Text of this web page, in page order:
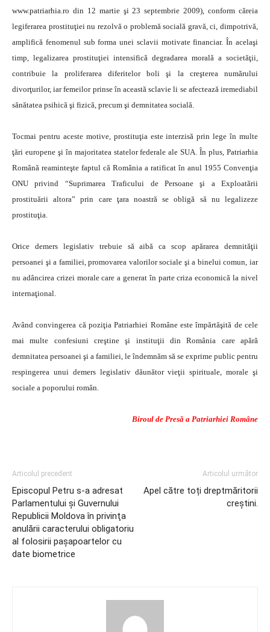
www.patriarhia.ro din 12 martie şi 23 septembrie 2009), conform căreia
legiferarea prostituţiei nu rezolvă o problemă socială gravă, ci, dimpotrivă,
amplifică fenomenul sub forma unei sclavii motivate financiar. În acelaşi
timp, legalizarea prostituţiei intensifică degradarea morală a societăţii,
contribuie la proliferarea diferitelor boli şi la creşterea numărului
divorţurilor, iar femeilor prinse în această sclavie li se afectează iremediabil
sănătatea psihică şi fizică, precum şi demnitatea socială.
Tocmai pentru aceste motive, prostituţia este interzisă prin lege în multe
ţări europene şi în majoritatea statelor federale ale SUA. În plus, Patriarhia
Română reaminteşte faptul că România a ratificat în anul 1955 Convenţia
ONU privind “Suprimarea Traficului de Persoane şi a Exploatării
prostituării altora” prin care ţara noastră se obligă să nu legalizeze
prostituţia.
Orice demers legislativ trebuie să aibă ca scop apărarea demnităţii
persoanei şi a familiei, promovarea valorilor sociale şi a binelui comun, iar
nu adâncirea crizei morale care a generat în parte criza economică la nivel
internaţional.
Având convingerea că poziţia Patriarhiei Române este împărtăşită de cele
mai multe confesiuni creştine şi instituţii din România care apără
demnitatea persoanei şi a familiei, le îndemnăm să se exprime public pentru
respingerea unui demers legislativ dăunător vieţii spirituale, morale şi
sociale a poporului român.
Biroul de Presă a Patriarhiei Române
Articolul precedent
Episcopul Petru s-a adresat
Parlamentului şi Guvernului
Republicii Moldova în privinţa
anulării caracterului obligatoriu
al folosirii paşapoartelor cu
date biometrice
Articolul următor
Apel către toți dreptmăritorii
creștini.